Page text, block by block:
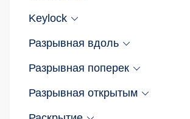
Keylock
Разрывная вдоль
Разрывная поперек
Разрывная открытым